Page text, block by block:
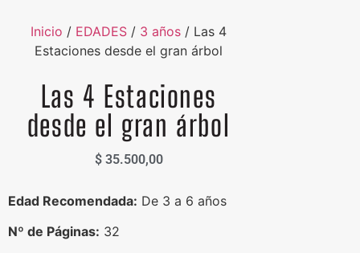
Inicio / EDADES / 3 años / Las 4
Estaciones desde el gran árbol
Las 4 Estaciones
desde el gran árbol
$35.500,00
Edad Recomendada: De 3 a 6 años
Nº de Páginas: 32